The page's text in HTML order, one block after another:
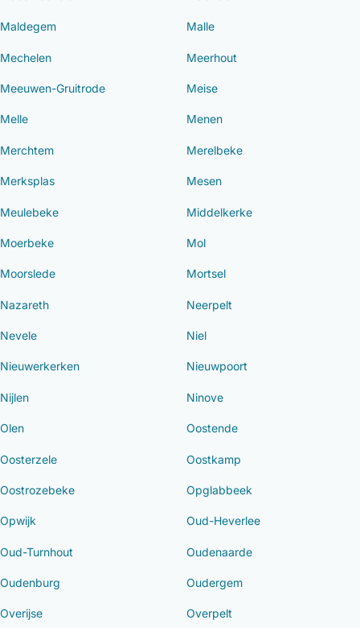
Maldegem Malle
Mechelen Meerhout
Meeuwen-Gruitrode Meise
Melle Menen
Merchtem Merelbeke
Merksplas Mesen
Meulebeke Middelkerke
Moerbeke Mol
Moorslede Mortsel
Nazareth Neerpelt
Nevele Niel
Nieuwerkerken Nieuwpoort
Nijlen Ninove
Olen Oostende
Oosterzele Oostkamp
Oostrozebeke Opglabbeek
Opwijk Oud-Heverlee
Oud-Turnhout Oudenaarde
Oudenburg Oudergem
Overijse Overpelt